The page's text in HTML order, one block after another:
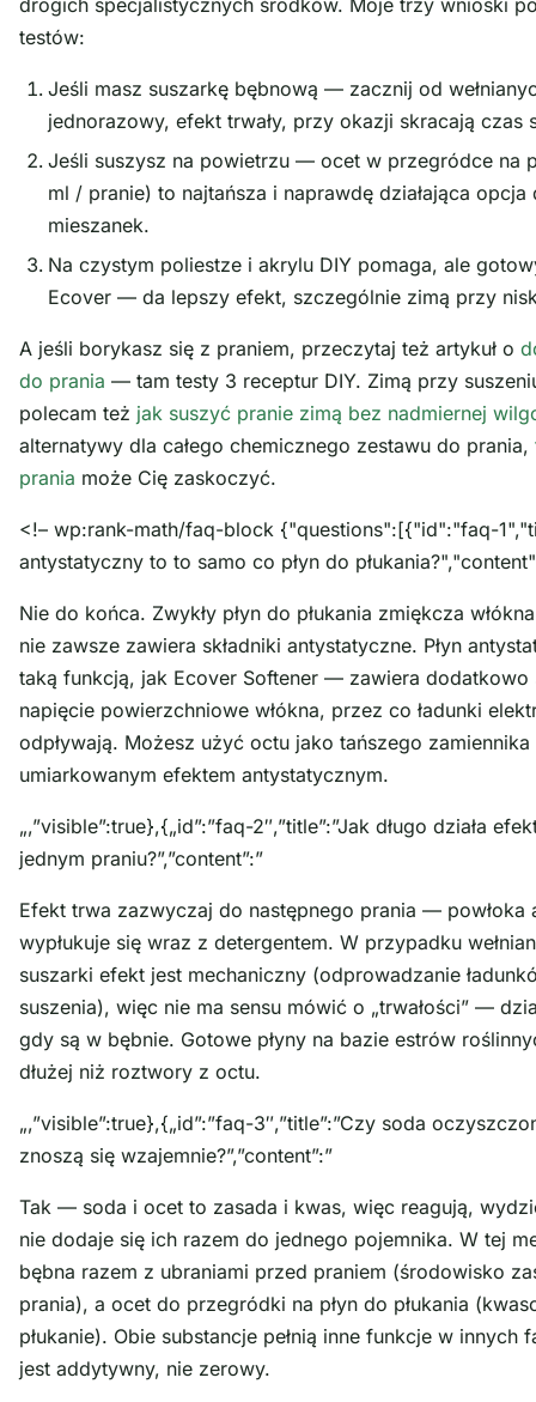
testów:
Jeśli masz suszarkę bębnową — zacznij od
jednorazowy, efekt trwały, przy okazji skracają czas
Jeśli suszysz na powietrzu — ocet w przegródce na
ml / pranie) to najtańsza i naprawdę działająca opcja
mieszanek.
Na czystym poliestze i akrylu DIY pomaga, ale
Ecover — da lepszy efekt, szczególnie zimą przy
A jeśli borykasz się z praniem, przeczytaj też artykuł o
do prania — tam testy 3 receptur DIY. Zimą przy
polecam też jak suszyć pranie zimą bez nadmiernej
alternatywy dla całego chemicznego zestawu do prania,
prania może Cię zaskoczyć.
<!– wp:rank-math/faq-block {"questions":[{"id":"faq-
antystatyczny to to samo co płyn do
Nie do końca. Zwykły płyn do płukania zmiękcza
nie zawsze zawiera składniki antystatyczne. Płyn
taką funkcją, jak Ecover Softener — zawiera dodatkowo
napięcie powierzchniowe włókna, przez co ładunki
odpływają. Możesz użyć octu jako tańszego zamiennika
umiarkowanym efektem antystatycznym.
„,”visible”:true},{„id”:”faq-2″,”title”:”Jak długo działa
jednym praniu?”,”content”:”
Efekt trwa zazwyczaj do następnego prania — powłoka
wypłukuje się wraz z detergentem. W przypadku
suszarki efekt jest mechaniczny (odprowadzanie
suszenia), więc nie ma sensu mówić o „trwałości” —
gdy są w bębnie. Gotowe płyny na bazie estrów
dłużej niż roztwory z octu.
„,”visible”:true},{„id”:”faq-3″,”title”:”Czy soda
znoszą się wzajemnie?”,”content”:”
Tak — soda i ocet to zasada i kwas, więc reagują,
nie dodaje się ich razem do jednego pojemnika. W tej
bębna razem z ubraniami przed praniem (środowisko
prania), a ocet do przegródki na płyn do płukania
płukanie). Obie substancje pełnią inne funkcje w
jest addytywny, nie zerowy.